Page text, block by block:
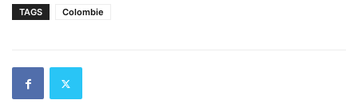
TAGS Colombie